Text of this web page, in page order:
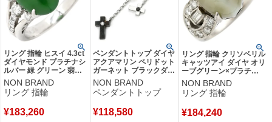
リング 指輪 ヒスイ 4.3ct
ダイヤモンド プラチナシ
ルバー 緑 グリーン 翡翠
ひすい ジェダイト プラ
チナ900 14号 【中古】
NON BRAND
リング 指輪
¥183,260
ペンダントトップ ダイヤ
アクアマリン ペリドット
ガーネット ブラックダイ
ヤ ホワイトゴールド 18K
18金 750 十字架 2点セッ
ト 【中古】
NON BRAND
ペンダントトップ
¥118,580
リング 指輪 クリソベリル
キャッツアイ ダイヤ オリ
ーブグリーン×プラチナ
シルバー Pt プラチナム
緑 オリーブグリーン オー
バル パヴェ バゲットカッ
NON BRAND
リング 指輪
¥184,240